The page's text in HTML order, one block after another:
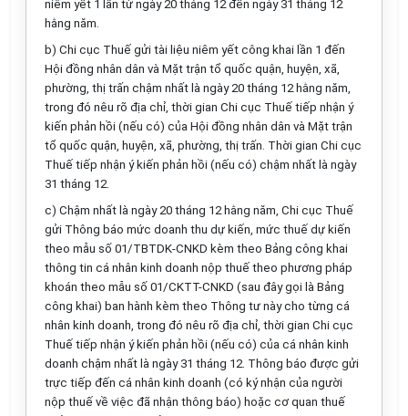
niêm yết 1 lần từ ngày 20 tháng 12 đến ngày 31 tháng 12
hằng năm.
b) Chi cục Thuế gửi tài liệu niêm yết công khai lần 1 đến
Hội đồng nhân dân và Mặt trận tổ quốc quận, huyện, xã,
phường, thị trấn chậm nhất là ngày 20 tháng 12 hằng năm,
trong đó nêu rõ địa chỉ, thời gian Chi cục Thuế tiếp nhận ý
kiến phản hồi (nếu có) của Hội đồng nhân dân và Mặt trận
tổ quốc quận, huyện, xã, phường, thị trấn. Thời gian Chi cục
Thuế tiếp nhận ý kiến phản hồi (nếu có) chậm nhất là ngày
31 tháng 12.
c) Chậm nhất là ngày 20 tháng 12 hằng năm, Chi cục Thuế
gửi Thông báo mức doanh thu dự kiến, mức thuế dự kiến
theo mẫu số 01/TBTDK-CNKD kèm theo Bảng công khai
thông tin cá nhân kinh doanh nộp thuế theo phương pháp
khoán theo mẫu số 01/CKTT-CNKD (sau đây gọi là Bảng
công khai) ban hành kèm theo Thông tư này cho từng cá
nhân kinh doanh, trong đó nêu rõ địa chỉ, thời gian Chi cục
Thuế tiếp nhận ý kiến phản hồi (nếu có) của cá nhân kinh
doanh chậm nhất là ngày 31 tháng 12. Thông báo được gửi
trực tiếp đến cá nhân kinh doanh (có ký nhận của người
nộp thuế về việc đã nhận thông báo) hoặc cơ quan thuế